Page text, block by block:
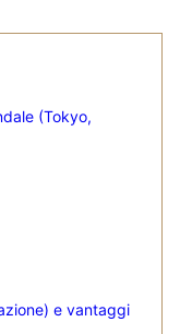
(Tokyo,
e vantaggi